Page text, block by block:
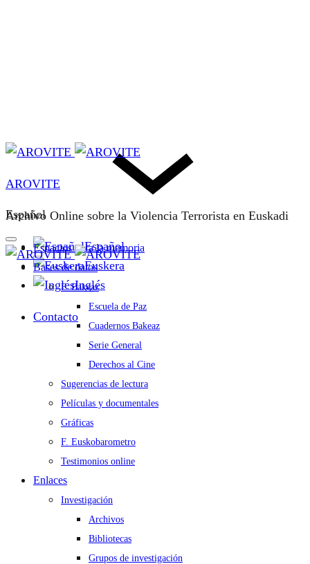
Español
Español
Euskera
Inglés
Contacto
AROVITE
Archivo Online sobre la Violencia Terrorista en Euskadi
Espacios para la memoria
Bases de datos
F. Bakeaz
Escuela de Paz
Cuadernos Bakeaz
Serie General
Derechos al Cine
Sugerencias de lectura
Películas y documentales
Gráficas
F. Euskobarometro
Testimonios online
Enlaces
Investigación
Archivos
Bibliotecas
Grupos de investigación